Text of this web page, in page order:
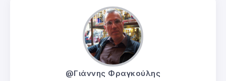
@Γιάννης Φραγκούλης